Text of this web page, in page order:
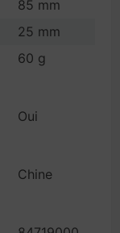
85 mm
25 mm
60 g
Oui
Chine